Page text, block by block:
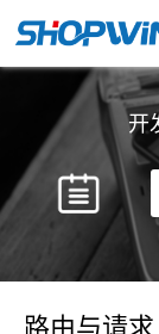
开
路由与请求